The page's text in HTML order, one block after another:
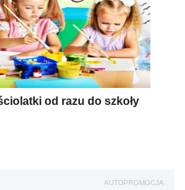
od razu do szkoły
AUTOPROMOCJA